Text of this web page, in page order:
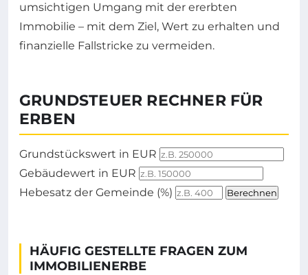
umsichtigen Umgang mit der ererbten
Immobilie – mit dem Ziel, Wert zu erhalten und
finanzielle Fallstricke zu vermeiden.
GRUNDSTEUER RECHNER FÜR
ERBEN
Eingabefelder um die jährliche Grundsteuer zu
Grundstückswert in EUR
Gebäudewert in EUR
Hebesatz der Gemeinde (%)
Berechnen
HÄUFIG GESTELLTE FRAGEN ZUM
IMMOBILIENERBE